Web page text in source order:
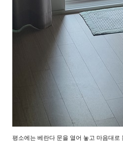
평소에는 베란다 문을 열어 놓고 마음대